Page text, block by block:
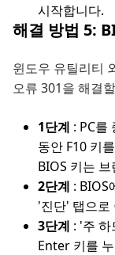
시작합니다.
해결 방법 5:
윈도우 유틸리티
오류 301을 해결
1단계 : PC를
동안 F10 키
BIOS 키는
2단계 : BIOS
'진단' 탭으로
3단계 : '주
Enter 키를